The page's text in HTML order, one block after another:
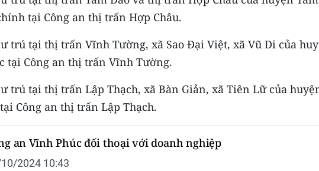
tại Công an thị trấn Hợp Châu.
trú tại thị trấn Vĩnh Tường, xã Sao Đại Việt, xã Vũ Di của
tại Công an thị trấn Vĩnh Tường.
trú tại thị trấn Lập Thạch, xã Bàn Giản, xã Tiên Lữ của
Công an thị trấn Lập Thạch.
an Vĩnh Phúc đối thoại với doanh nghiệp
2024 10:43